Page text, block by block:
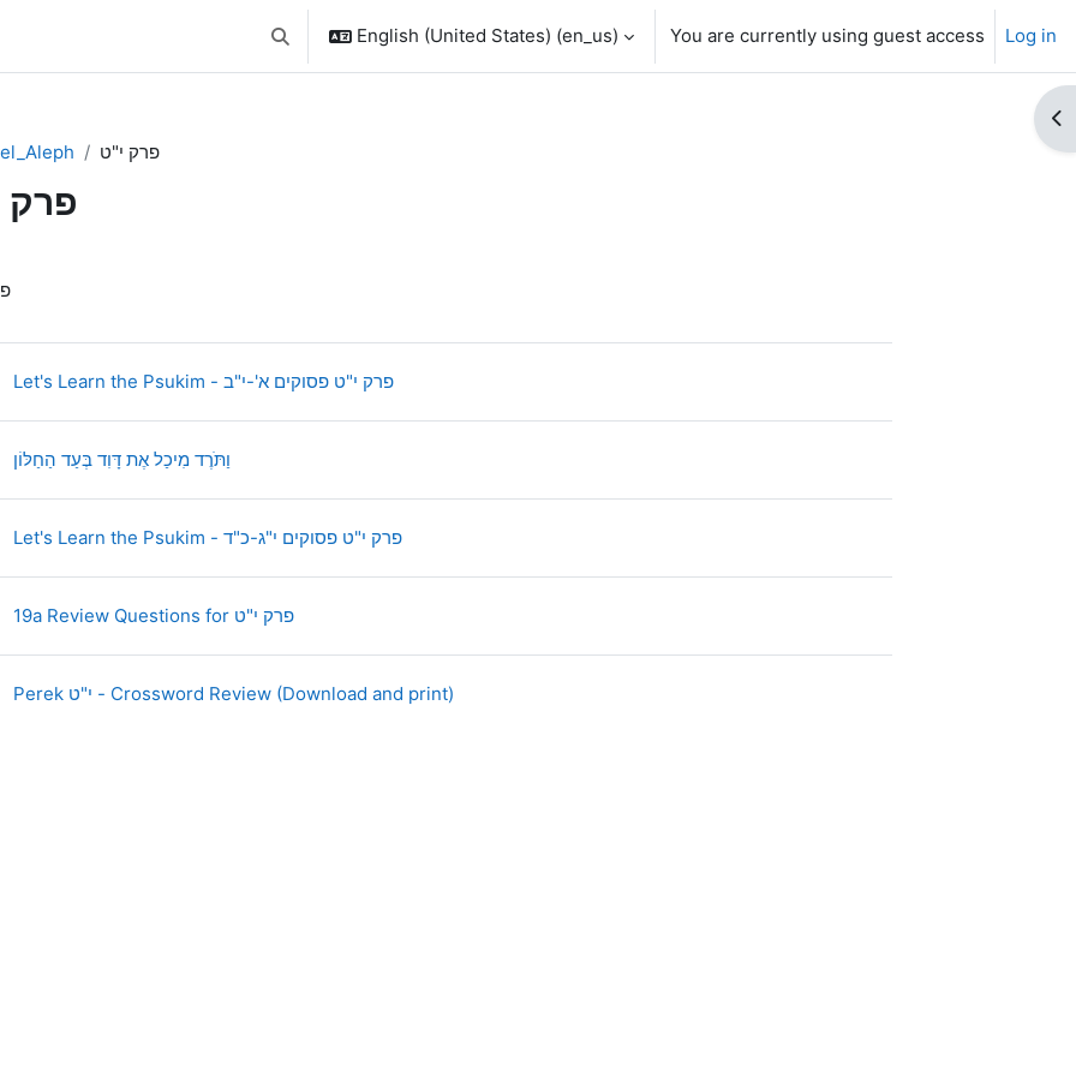
Toggle search inputEnglish (United States) ‎(en_us)‎ You are currently using guest access Log in
פרק י"ט
פרק
outline
Let's Learn the Psukim - פרק י"ט פסוקים א'-י"בPage
וַתֹּרֶד מִיכַל אֶת דָּוִד בְּעַד הַחַלּוֹןPage
Let's Learn the Psukim - פרק י"ט פסוקים י"ג-כ"דPage
19a Review Questions for פרק י"טQuiz
Perek י"ט - Crossword Review (Download and print)URL